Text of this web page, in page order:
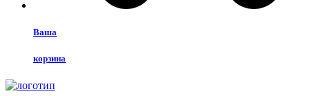
Ваша
корзина